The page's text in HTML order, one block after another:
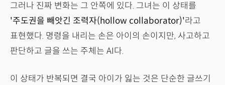
그러나 진짜 변화는 그 안쪽에 있다. 그녀는 이 상태를
'주도권을 빼앗긴 조력자(hollow collaborator)'라고
표현했다. 명령을 내리는 손은 아이의 손이지만, 사고하고
판단하고 글을 쓰는 주체는 AI다.
이 상태가 반복되면 결국 아이가 잃는 것은 단순한 글쓰기